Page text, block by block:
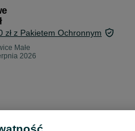
zł z Pakietem Ochronnym
Małe
2026